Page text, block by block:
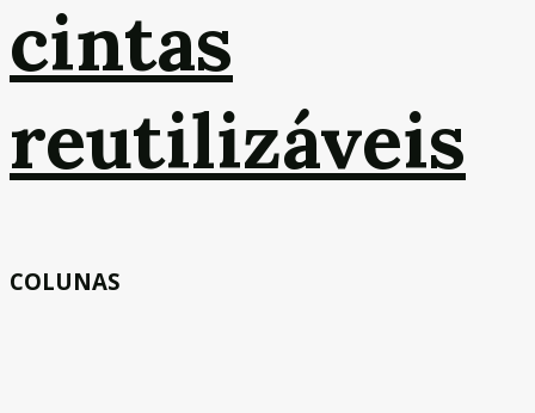
cintas
reutilizáveis
COLUNAS